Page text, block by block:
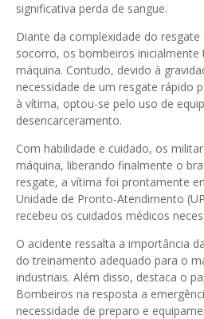
significativa perda de sangue.
Diante da complexidade do
socorro, os bombeiros
máquina. Contudo, devido à
necessidade de um resgate rápido
à vítima, optou-se pelo uso de
desencarceramento.
Com habilidade e cuidado, os
máquina, liberando finalmente o
resgate, a vítima foi prontamente
Unidade de Pronto-Atendimento
recebeu os cuidados médicos
O acidente ressalta a importância
do treinamento adequado para o
industriais. Além disso, destaca o
Bombeiros na resposta a
necessidade de preparo e